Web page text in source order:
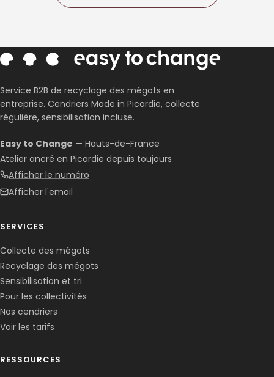
Service B2B de recyclage des mégots en
entreprise. Cendriers Made in Picardie, collecte
régulière, sensibilisation incluse.
Easy to Change — Hauts-de-France
Atelier ancré en Picardie depuis toujours
Afficher le numéro
Afficher l'email
SERVICES
Collecte des mégots
Recyclage des mégots
Sensibilisation et tri
Pour les collectivités
Nos cendriers
Voir les tarifs
RESSOURCES